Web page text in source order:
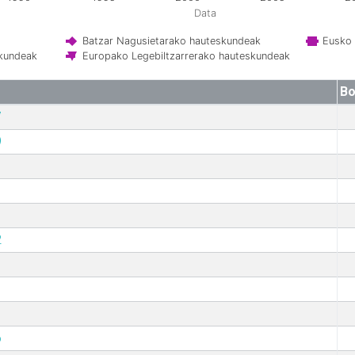
Data
Batzar Nagusietarako hauteskundeak
Europako Legebiltzarrerako hauteskundeak